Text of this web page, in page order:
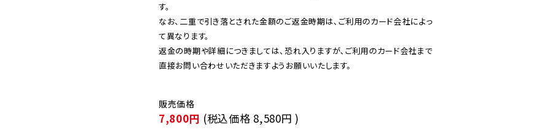
す。
なお、二重で引き落とされた金額のご返金時期は、ご利用のカード会社によっ
て異なります。
返金の時期や詳細につきましては、恐れ入りますが、ご利用のカード会社まで
直接お問い合わせいただきますようお願いいたします。
7,800円 (税込価格 8,580円 )